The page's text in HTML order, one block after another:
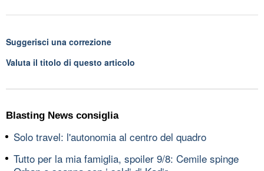
Suggerisci una correzione
Valuta il titolo di questo articolo
Blasting News consiglia
Solo travel: l'autonomia al centro del quadro
Tutto per la mia famiglia, spoiler 9/8: Cemile spinge